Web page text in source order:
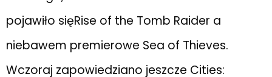
pojawiło sięRise of the Tomb Raider a
niebawem premierowe Sea of Thieves.
Wczoraj zapowiedziano jeszcze Cities: